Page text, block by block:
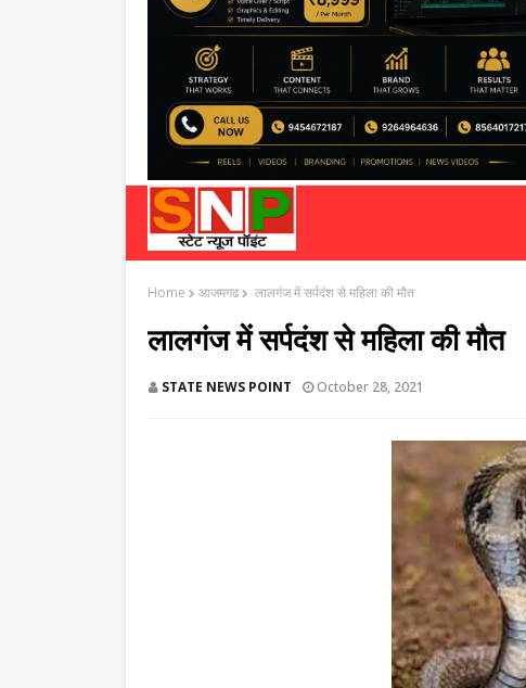
Home आजमगढ लालगंज में सर्पदंश से महिला की मौत
लालगंज में सर्पदंश से महिला की मौत
STATE NEWS POINT October 28, 2021